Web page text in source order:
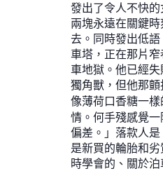
發出了令人不快
兩塊永遠在關鍵
去。同時發出低
車塔，正在那片
車地獄。他已經
獨角獸，但他那
像薄荷口香糖一
情。何手殘感覺
偏差。」落款人
是新買的輪胎和
時學會的、關於